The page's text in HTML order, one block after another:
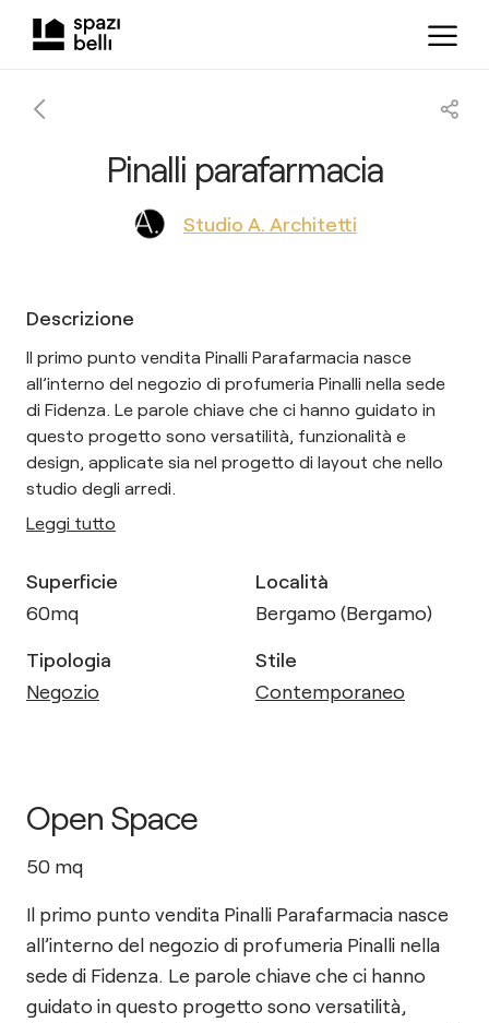
Pinalli parafarmacia
Studio A. Architetti
Descrizione
Il primo punto vendita Pinalli Parafarmacia nasce
all’interno del negozio di profumeria Pinalli nella sede
di Fidenza. Le parole chiave che ci hanno guidato in
questo progetto sono versatilità, funzionalità e
design, applicate sia nel progetto di layout che nello
studio degli arredi.
Leggi tutto
Superficie
60mq
Località
Bergamo (Bergamo)
Tipologia
Negozio
Stile
Contemporaneo
Open Space
50 mq
Il primo punto vendita Pinalli Parafarmacia nasce
all’interno del negozio di profumeria Pinalli nella
sede di Fidenza. Le parole chiave che ci hanno
guidato in questo progetto sono versatilità,